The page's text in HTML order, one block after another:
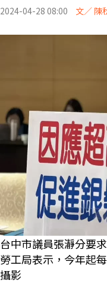
2024-04-28 08:00 文／ 陳
台中市議員張瀞分要
勞工局表示，今年起
攝影